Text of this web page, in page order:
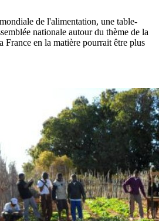
de l'alimentation, une table-
nationale autour du thème de la
en la matière pourrait être plus